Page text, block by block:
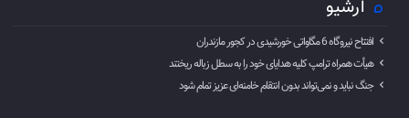
آرشیو
افتتاح نیروگاه 6 مگاواتی خورشیدی در کجور مازندران
هیأت همراه ترامپ کلیه هدایای خود را به سطل زباله ریختند
جنگ نباید و نمی‌تواند بدون انتقام خامنه‌ای عزیز تمام شود